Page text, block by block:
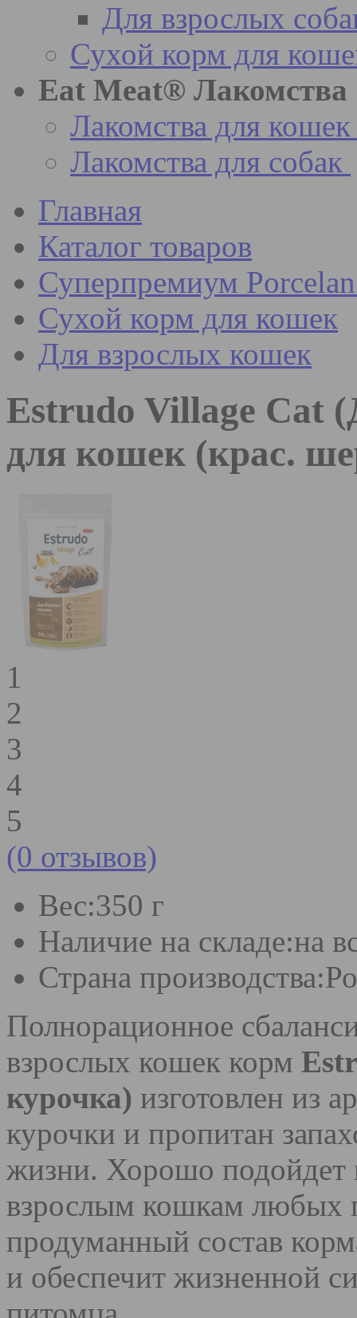
Для взрослых
Сухой корм для
Eat Meat® Лакомства
Лакомства для кошек
Лакомства для собак
Главная
Каталог товаров
Суперпремиум
Сухой корм для кошек
Для взрослых кошек
Estrudo Village Cat
для кошек (крас.
1
2
3
4
5
(0 отзывов)
Вес:350 г
Наличие на складе:на
Страна производства:
Полнорационное
взрослых кошек корм
курочка) изготовлен из
курочки и пропитан
жизни. Хорошо подойдет
взрослым кошкам любых
продуманный состав
и обеспечит жизненной